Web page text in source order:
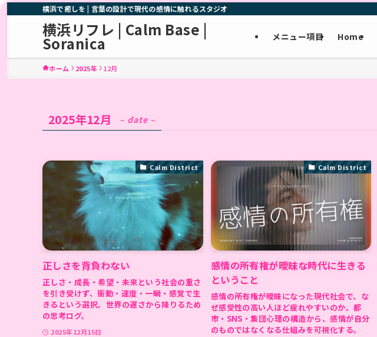
横浜で癒しを | 言葉の設計で現代の感情に触れるスタジオ
横浜リフレ | Calm Base |
Soranica メニュー項目 Home
ホーム 2025年 12月
2025年12月 – date –
Calm District
正しさを背負わない
正しさ・成長・希望・未来という社会の重さ
を引き受けず、衝動・速度・一瞬・感覚で生
きるという選択。世界の遅さから降りるため
の思考ログ。
2025年12月15日
Calm District
感情の所有権が曖昧な時代に生きる
ということ
感情の所有権が曖昧になった現代社会で、な
ぜ感受性の高い人ほど疲れやすいのか。都
市・SNS・集団心理の構造から、感情が自分
のものではなくなる仕組みを可視化する。